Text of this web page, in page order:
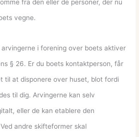
fra den eller de personer, der nu
vegne.
i forening over boets aktiver
§ 26. Er du boets kontaktperson, får
til at disponere over huset, blot fordi
til dig. Arvingerne kan selv
eller de kan etablere den
andre skifteformer skal